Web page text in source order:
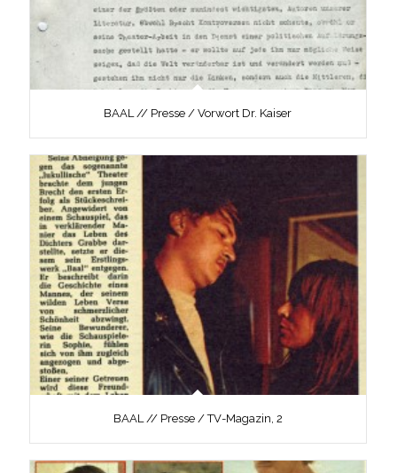
BAAL // Presse / Vorwort Dr. Kaiser
BAAL // Presse / TV-Magazin, 2